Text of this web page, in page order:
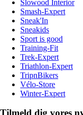
Slowood Interior
Smash-Expert
Sneak'In
Sneakids
Sport is good
Training-Fit
Trek-Expert
Triathlon-Expert
TripnBikers
Vélo-Store
Winter-Expert
Tilmeld dig vores